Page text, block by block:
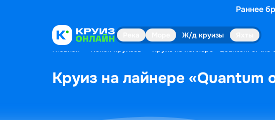
Раннее
Ж/д круизы
Главная Поиск круизов Круиз на лайнере «Quantum of the
Круиз на лайнере «Quantum